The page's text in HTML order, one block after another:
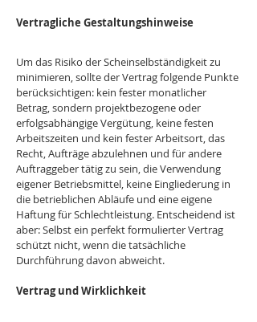
Vertragliche Gestaltungshinweise
Um das Risiko der Scheinselbständigkeit zu
minimieren, sollte der Vertrag folgende Punkte
berücksichtigen: kein fester monatlicher
Betrag, sondern projektbezogene oder
erfolgsabhängige Vergütung, keine festen
Arbeitszeiten und kein fester Arbeitsort, das
Recht, Aufträge abzulehnen und für andere
Auftraggeber tätig zu sein, die Verwendung
eigener Betriebsmittel, keine Eingliederung in
die betrieblichen Abläufe und eine eigene
Haftung für Schlechtleistung. Entscheidend ist
aber: Selbst ein perfekt formulierter Vertrag
schützt nicht, wenn die tatsächliche
Durchführung davon abweicht.
Vertrag und Wirklichkeit